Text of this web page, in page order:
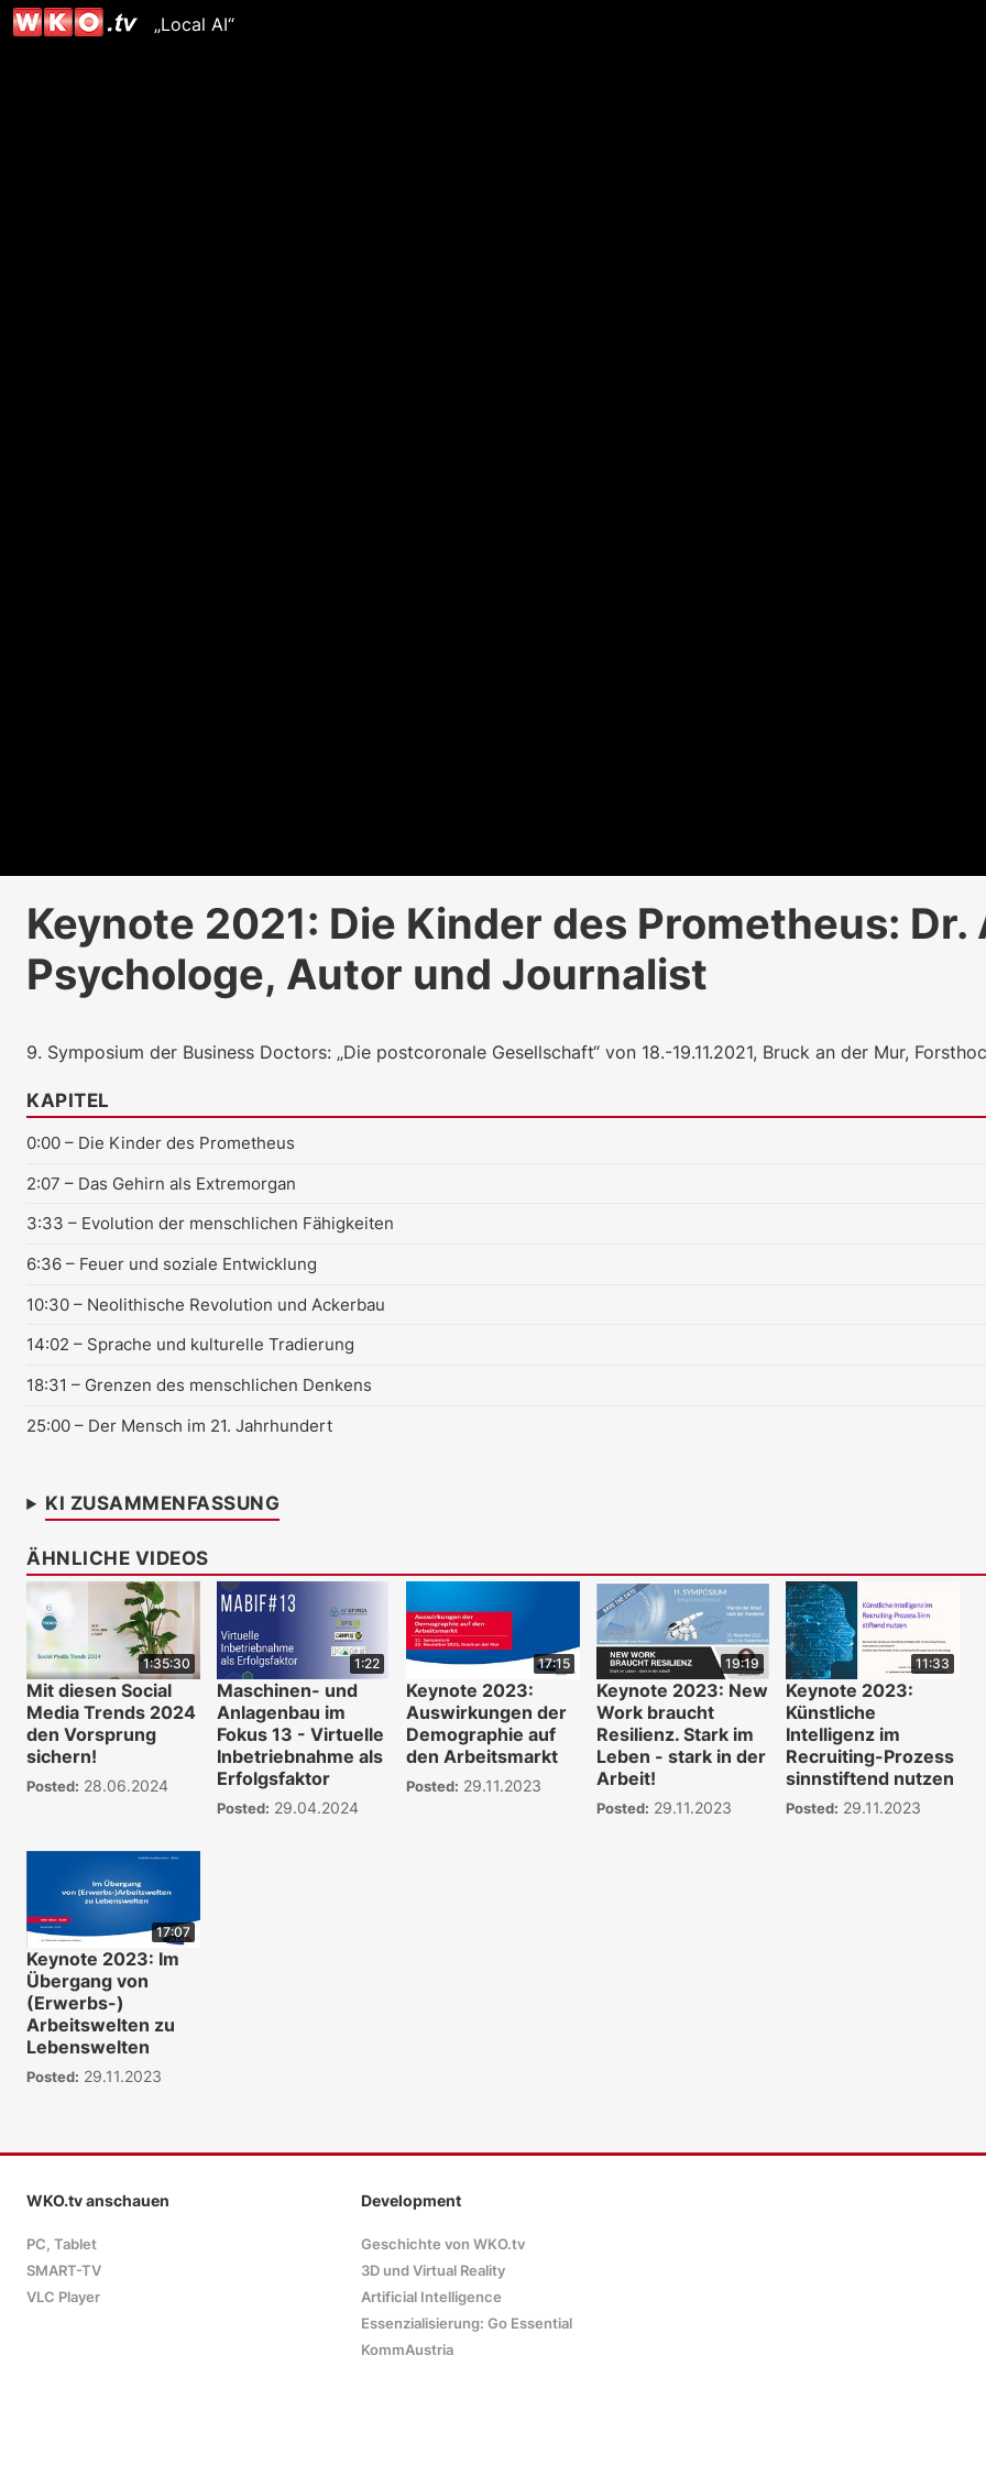
„Local AI“
Keynote 2021: Die Kinder des Prometheus:
Psychologe, Autor und Journalist
9. Symposium der Business Doctors: „Die postcoronale Gesellschaft“ von 18.-19.11.2021, Bruck an der Mur,
KAPITEL
0:00 – Die Kinder des Prometheus
2:07 – Das Gehirn als Extremorgan
3:33 – Evolution der menschlichen Fähigkeiten
6:36 – Feuer und soziale Entwicklung
10:30 – Neolithische Revolution und Ackerbau
14:02 – Sprache und kulturelle Tradierung
18:31 – Grenzen des menschlichen Denkens
25:00 – Der Mensch im 21. Jahrhundert
KI ZUSAMMENFASSUNG
ÄHNLICHE VIDEOS
1:35:30
Mit diesen Social
Media Trends 2024
den Vorsprung
sichern!
Posted: 28.06.2024
1:22
Maschinen- und
Anlagenbau im
Fokus 13 - Virtuelle
Inbetriebnahme als
Erfolgsfaktor
Posted: 29.04.2024
17:15
Keynote 2023:
Auswirkungen der
Demographie auf
den Arbeitsmarkt
Posted: 29.11.2023
19:19
Keynote 2023: New
Work braucht
Resilienz. Stark im
Leben - stark in der
Arbeit!
Posted: 29.11.2023
11:33
Keynote 2023:
Künstliche
Intelligenz im
Recruiting-Prozess
sinnstiftend nutzen
Posted: 29.11.2023
17:07
Keynote 2023: Im
Übergang von
(Erwerbs-)
Arbeitswelten zu
Lebenswelten
Posted: 29.11.2023
WKO.tv anschauen
PC, Tablet
SMART-TV
VLC Player
Development
Geschichte von WKO.tv
3D und Virtual Reality
Artificial Intelligence
Essenzialisierung: Go Essential
KommAustria